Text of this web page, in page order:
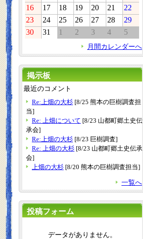
16
17 18 19 20 21
22
23
24 25 26 27 28
29
30
31 1 2 3 4 5
月間カレンダーへ
掲示板
最近のコメント
Re:上畑の大杉 [8/25 熊本の巨樹調査担
当]
Re: 上畑について [8/23 山都町郷土史伝
承会]
Re:上畑の大杉 [8/23 巨樹調査]
Re: 上畑の大杉 [8/23 山都町郷土史伝承
会]
上畑の大杉 [8/20 熊本の巨樹調査担当]
一覧へ
投稿フォーム
データがありません。